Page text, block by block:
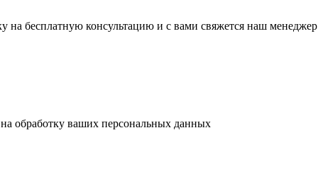
на бесплатную консультацию и с вами свяжется наш менеджер
обработку ваших персональных данных